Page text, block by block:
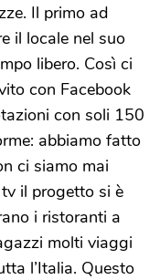
Il primo ad
il locale nel suo
libero. Così ci
con Facebook
con soli 150
abbiamo fatto
ci siamo mai
il progetto si è
i ristoranti a
molti viaggi
l’Italia. Questo